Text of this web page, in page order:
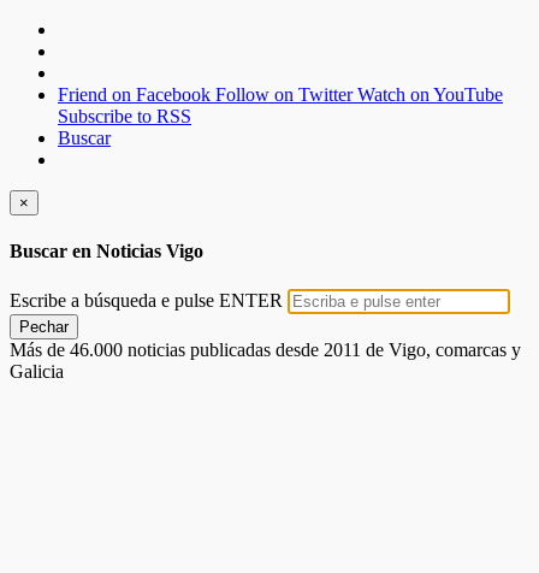
Friend on Facebook Follow on Twitter Watch on YouTube
Subscribe to RSS
Buscar
×
Buscar en Noticias Vigo
Escribe a búsqueda e pulse ENTER
Pechar
Más de 46.000 noticias publicadas desde 2011 de Vigo, comarcas y
Galicia